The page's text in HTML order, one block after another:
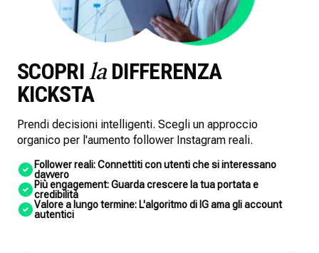
SCOPRI laDIFFERENZA
KICKSTA
Prendi decisioni intelligenti. Scegli un approccio
organico per l'aumento follower Instagram reali.
Follower reali: Connettiti con utenti che si interessano
davvero
Più engagement: Guarda crescere la tua portata e
credibilità
Valore a lungo termine: L'algoritmo di IG ama gli account
autentici